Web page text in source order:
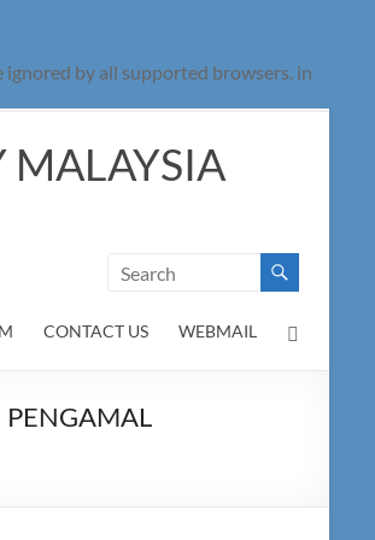
by all supported browsers. in
MALAYSIA
CONTACT US WEBMAIL
PENGAMAL